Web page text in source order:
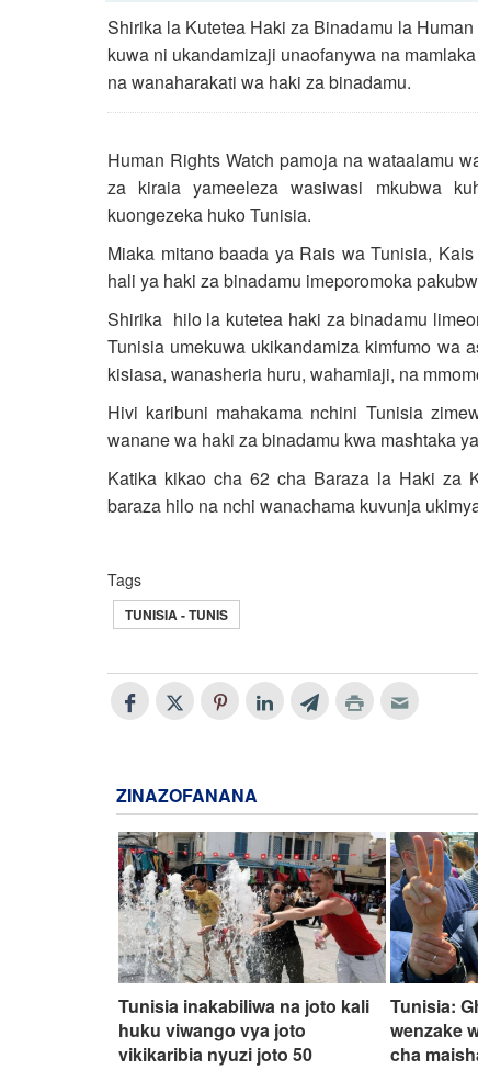
Shirika la Kutetea Haki za Binadamu la
kuwa ni ukandamizaji unaofanywa na
na wanaharakati wa haki za binadamu.
Human Rights Watch pamoja na wataalamu
za kiraia yameeleza wasiwasi mkubwa
kuongezeka huko Tunisia.
Miaka mitano baada ya Rais wa Tunisia,
hali ya haki za binadamu imeporomoka
Shirika hilo la kutetea haki za binadamu
Tunisia umekuwa ukikandamiza kimfumo wa
kisiasa, wanasheria huru, wahamiaji, na
Hivi karibuni mahakama nchini Tunisia
wanane wa haki za binadamu kwa mashtaka
Katika kikao cha 62 cha Baraza la Haki za
baraza hilo na nchi wanachama kuvunja
Tags
TUNISIA - TUNIS
ZINAZOFANANA
Tunisia inakabiliwa na joto kali
huku viwango vya joto
vikikaribia nyuzi joto 50
Tunisia:
wenzake
cha